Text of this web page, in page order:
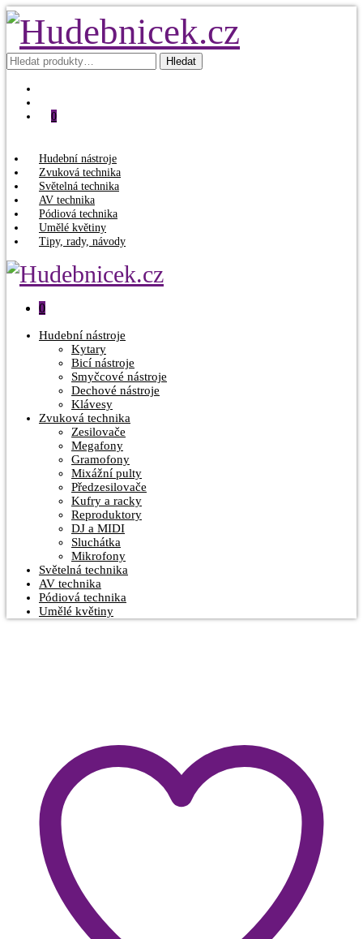
Hledat: Hledat
0
Hudební nástroje
Zvuková technika
Světelná technika
AV technika
Pódiová technika
Umělé květiny
Tipy, rady, návody
0
Hudební nástroje
Kytary
Bicí nástroje
Smyčcové nástroje
Dechové nástroje
Klávesy
Zvuková technika
Zesilovače
Megafony
Gramofony
Mixážní pulty
Předzesilovače
Kufry a racky
Reproduktory
DJ a MIDI
Sluchátka
Mikrofony
Světelná technika
AV technika
Pódiová technika
Umělé květiny